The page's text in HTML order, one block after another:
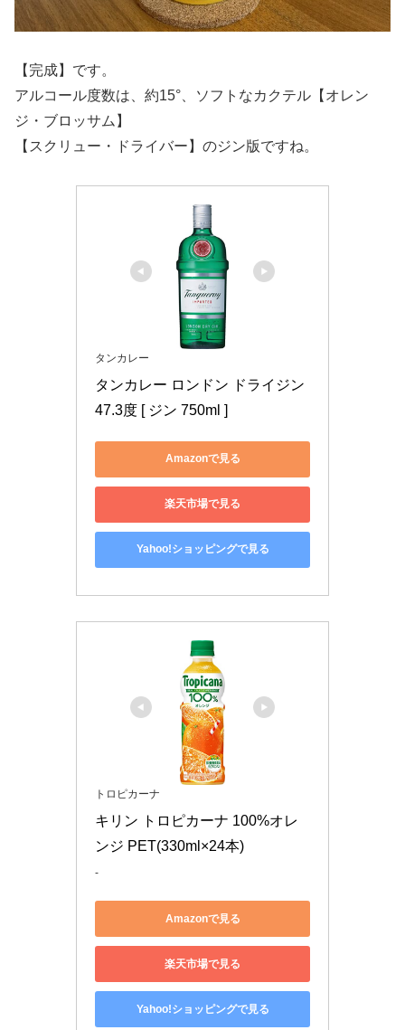
【完成】です。
アルコール度数は、約15°、ソフトなカクテル【オレン
ジ・ブロッサム】
【スクリュー・ドライバー】のジン版ですね。
タンカレー
タンカレー ロンドン ドライジン
47.3度 [ ジン 750ml ]
Amazonで見る
楽天市場で見る
Yahoo!ショッピングで見る
トロピカーナ
キリン トロピカーナ 100%オレ
ンジ PET(330ml×24本)
-
Amazonで見る
楽天市場で見る
Yahoo!ショッピングで見る